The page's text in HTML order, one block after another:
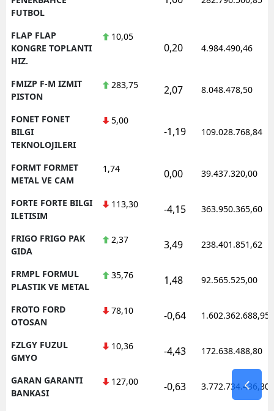
FUTBOL
FLAP FLAP
KONGRE TOPLANTI
HIZ.
10,05
0,20 4.984.490,46
FMIZP F-M IZMIT
PISTON
283,75 2,07 8.048.478,50
FONET FONET
BILGI
TEKNOLOJILERI
5,00
-1,19 109.028.768,84
FORMT FORMET
METAL VE CAM
1,74 0,00 39.437.320,00
FORTE FORTE BILGI
ILETISIM
113,30 -4,15 363.950.365,60
FRIGO FRIGO PAK
GIDA
2,37 3,49 238.401.851,62
FRMPL FORMUL
PLASTIK VE METAL
35,76 1,48 92.565.525,00
FROTO FORD
OTOSAN
78,10 -0,64 1.602.362.688,95
FZLGY FUZUL
GMYO
10,36 -4,43 172.638.488,80
GARAN GARANTI
BANKASI
127,00 -0,63 3.772.734.436,30